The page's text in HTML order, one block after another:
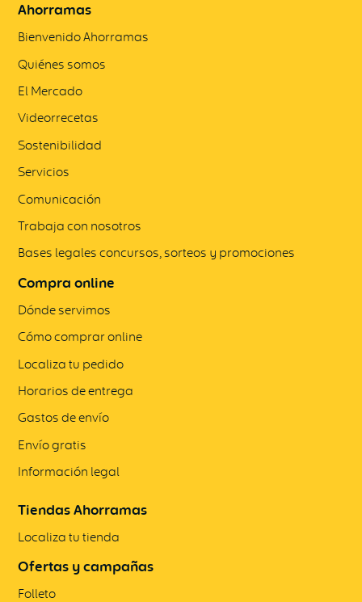
Ahorramas
Bienvenido Ahorramas
Quiénes somos
El Mercado
Videorrecetas
Sostenibilidad
Servicios
Comunicación
Trabaja con nosotros
Bases legales concursos, sorteos y promociones
Compra online
Dónde servimos
Cómo comprar online
Localiza tu pedido
Horarios de entrega
Gastos de envío
Envío gratis
Información legal
Tiendas Ahorramas
Localiza tu tienda
Ofertas y campañas
Folleto